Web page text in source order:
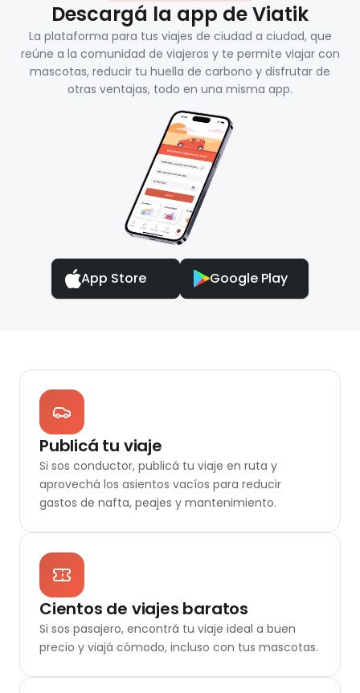
Descargá la app de Viatik
La plataforma para tus viajes de ciudad a ciudad, que
reúne a la comunidad de viajeros y te permite viajar con
mascotas, reducir tu huella de carbono y disfrutar de
otras ventajas, todo en una misma app.
App Store Google Play
Publicá tu viaje
Si sos conductor, publicá tu viaje en ruta y
aprovechá los asientos vacíos para reducir
gastos de nafta, peajes y mantenimiento.
Cientos de viajes baratos
Si sos pasajero, encontrá tu viaje ideal a buen
precio y viajá cómodo, incluso con tus mascotas.